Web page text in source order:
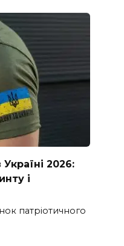
2026:
і
патріотичного